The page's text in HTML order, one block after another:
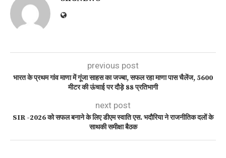
previous post
भारत के प्रथम गांव माणा में गूंजा साहस का जज्बा, सफल रहा माणा पास चैलेंज, 5600
मीटर की ऊंचाई पर दौड़े 88 प्रतिभागी
next post
SIR -2026 को सफल बनाने के लिए डीएम स्वाति एस. भदौरिया ने राजनीतिक दलों के
साथकी समीक्षा बैठक